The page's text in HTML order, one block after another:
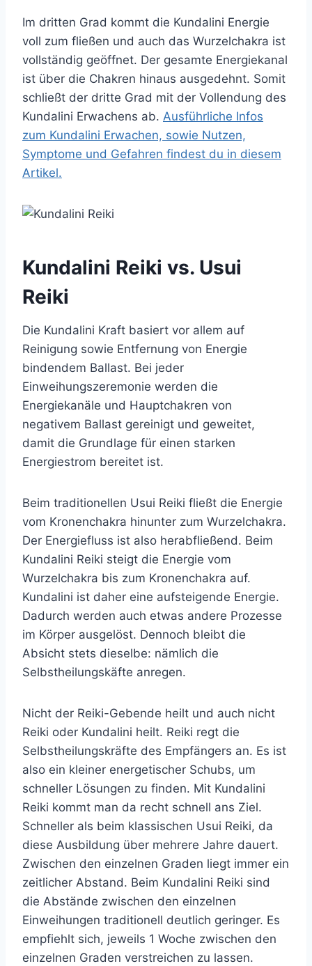
Im dritten Grad kommt die Kundalini Energie
voll zum fließen und auch das Wurzelchakra ist
vollständig geöffnet. Der gesamte Energiekanal
ist über die Chakren hinaus ausgedehnt. Somit
schließt der dritte Grad mit der Vollendung des
Kundalini Erwachens ab. Ausführliche Infos
zum Kundalini Erwachen, sowie Nutzen,
Symptome und Gefahren findest du in diesem
Artikel.
Kundalini Reiki vs. Usui
Reiki
Die Kundalini Kraft basiert vor allem auf
Reinigung sowie Entfernung von Energie
bindendem Ballast. Bei jeder
Einweihungszeremonie werden die
Energiekanäle und Hauptchakren von
negativem Ballast gereinigt und geweitet,
damit die Grundlage für einen starken
Energiestrom bereitet ist.
Beim traditionellen Usui Reiki fließt die Energie
vom Kronenchakra hinunter zum Wurzelchakra.
Der Energiefluss ist also herabfließend. Beim
Kundalini Reiki steigt die Energie vom
Wurzelchakra bis zum Kronenchakra auf.
Kundalini ist daher eine aufsteigende Energie.
Dadurch werden auch etwas andere Prozesse
im Körper ausgelöst. Dennoch bleibt die
Absicht stets dieselbe: nämlich die
Selbstheilungskäfte anregen.
Nicht der Reiki-Gebende heilt und auch nicht
Reiki oder Kundalini heilt. Reiki regt die
Selbstheilungskräfte des Empfängers an. Es ist
also ein kleiner energetischer Schubs, um
schneller Lösungen zu finden. Mit Kundalini
Reiki kommt man da recht schnell ans Ziel.
Schneller als beim klassischen Usui Reiki, da
diese Ausbildung über mehrere Jahre dauert.
Zwischen den einzelnen Graden liegt immer ein
zeitlicher Abstand. Beim Kundalini Reiki sind
die Abstände zwischen den einzelnen
Einweihungen traditionell deutlich geringer. Es
empfiehlt sich, jeweils 1 Woche zwischen den
einzelnen Graden verstreichen zu lassen.